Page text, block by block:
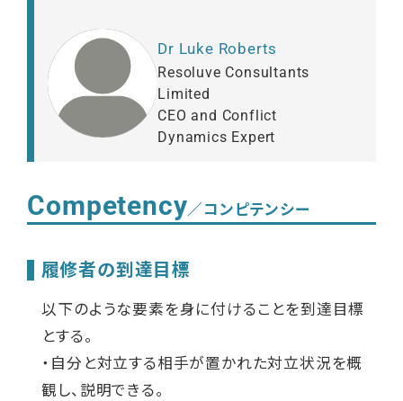
Dr Luke Roberts
Resoluve Consultants
Limited
CEO and Conflict
Dynamics Expert
Competency／コンピテンシー
履修者の到達目標
以下のような要素を身に付けることを到達目標
とする。
・自分と対立する相手が置かれた対立状況を概
観し、説明できる。